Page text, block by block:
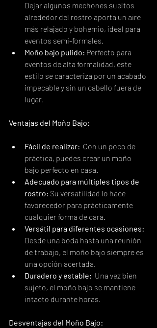
Dejar algunos mechones sueltos
alrededor del rostro aporta un aire
más relajado y bohemio, ideal para
eventos semi-formales.
Moño bajo pulido: Perfecto para
eventos de alta formalidad, este
estilo se caracteriza por un acabado
impecable y sin un cabello fuera de
lugar.
Ventajas del Moño Bajo:
Fácil de realizar:
  Con un poco de
práctica, puedes crear un moño
bajo perfecto en casa.
Adecuado para múltiples tipos de
rostro: Su versatilidad lo hace
favorecedor para prácticamente
cualquier forma de cara.
Versátil para diferentes ocasiones:
Desde una boda hasta una reunión
de trabajo, el moño bajo siempre es
una opción acertada.
Duradero y estable:
  Una vez bien
sujeto, el moño bajo se mantiene
intacto durante horas.
Desventajas del Moño Bajo: